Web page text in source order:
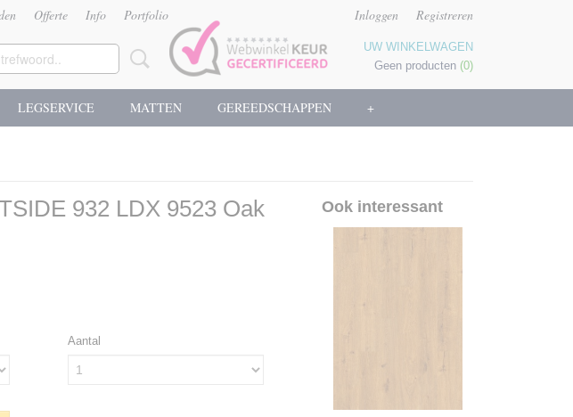
Offerte Info Portfolio Inloggen Registreren
UW WINKELWAGEN
Geen producten (0)
LEGSERVICE MATTEN GEREEDSCHAPPEN +
932 LDX 9523 Oak
Aantal
Ook interessant